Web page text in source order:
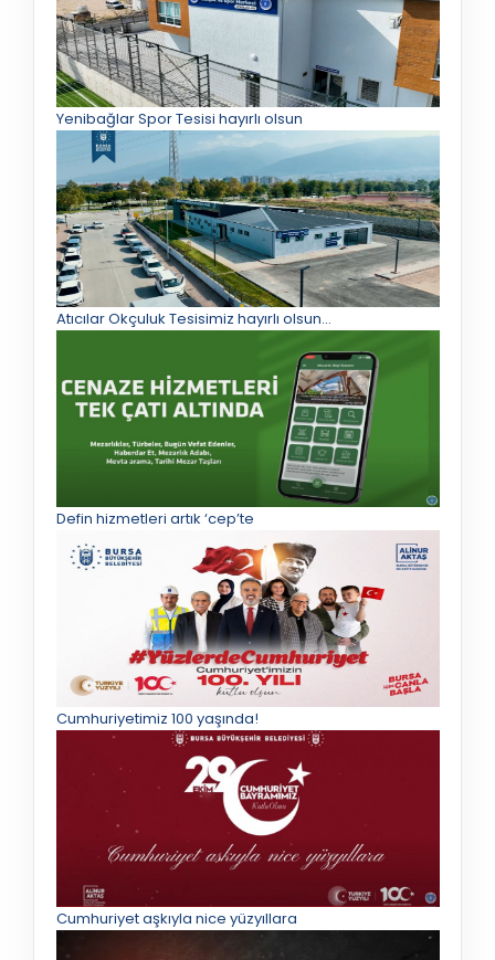
Yenibağlar Spor Tesisi hayırlı olsun
Atıcılar Okçuluk Tesisimiz hayırlı olsun...
Defin hizmetleri artık ‘cep’te
Cumhuriyetimiz 100 yaşında!
Cumhuriyet aşkıyla nice yüzyıllara